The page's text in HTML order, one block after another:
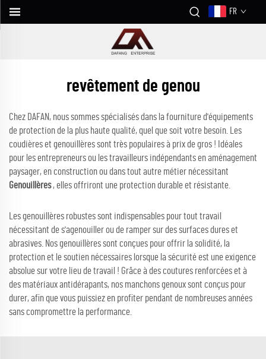
FR
revêtement de genou
Chez DAFAN, nous sommes spécialisés dans la fourniture d'équipements
de protection de la plus haute qualité, quel que soit votre besoin. Les
coudières et genouillères sont très populaires à prix de gros ! Idéales
pour les entrepreneurs ou les travailleurs indépendants en aménagement
paysager, en construction ou dans tout autre métier nécessitant
Genouillères, elles offriront une protection durable et résistante.
Les genouillères robustes sont indispensables pour tout travail
nécessitant de s'agenouiller ou de ramper sur des surfaces dures et
abrasives. Nos genouillères sont conçues pour offrir la solidité, la
protection et le soutien nécessaires lorsque la sécurité est une exigence
absolue sur votre lieu de travail ! Grâce à des coutures renforcées et à
des matériaux antidérapants, nos manchons genoux sont conçus pour
durer, afin que vous puissiez en profiter pendant de nombreuses années
sans compromettre la performance.